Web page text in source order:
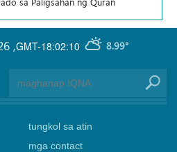
GMT-18:02:10 8.99°
,
tungkol sa atin
mga contact